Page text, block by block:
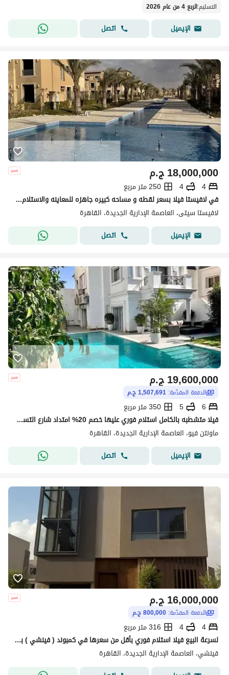
التسليم:الربع 4 من عام 2026
الإيميل اتصل
ج.م18,000,000
4
4
250 متر مربع
في لافيستا فيلا بسعر لقطه و مساحه كبيره جاهزه للمعاينه والاستلام فوري4 غرف بالتقسيط .
لافيستا سيتى، العاصمة الإدارية الجديدة، القاهرة
الإيميل
اتصل
ج.م19,600,000
الدفعة المقدّمة: 1,507,691 ج.م
6
5
350 متر مربع
فيلا متشطبه بالكامل استلام فوري عليها خصم 20% امتداد شارع التسعين في مونتين فيو
ماونتن فيو، العاصمة الإدارية الجديدة، القاهرة
الإيميل
اتصل
ج.م16,000,000
الدفعة المقدّمة: 800,000 ج.م
4
4
316 متر مربع
لسرعة البيع فيلا استلام فوري بأقل من سعرها في كمبوند ( فينشي ) بالعاصمة الادارية الجديدة في R7 منطقة الدبلوماسية ( جاهزة للمعاينة )
فينشي، العاصمة الإدارية الجديدة، القاهرة